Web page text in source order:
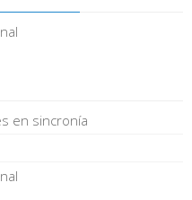
en sincronía